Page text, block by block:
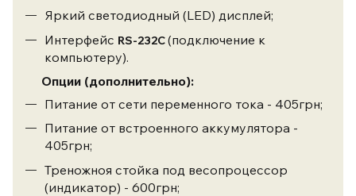
Яркий светодиодный (LED) дисплей;
Интерфейс RS-232C(подключение к
компьютеру).
Опции (дополнительно):
Питание от сети переменного тока - 405грн;
Питание от встроенного аккумулятора -
405грн;
Треножноя стойка под весопроцессор
(индикатор) - 600грн;